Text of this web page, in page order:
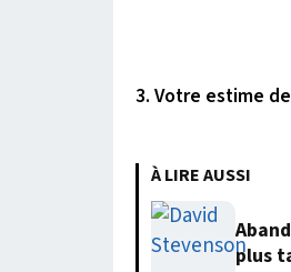
3. Votre estime
À LIRE AUSSI
plus